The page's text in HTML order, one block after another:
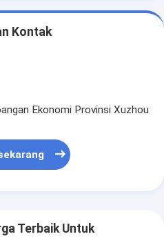
Kontak
Ekonomi Provinsi Xuzhou
Terbaik Untuk